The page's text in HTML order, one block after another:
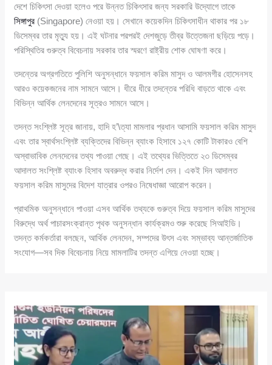
দেশে চিকিৎসা দেওয়া হলেও পরে উন্নত চিকিৎসার জন্য সরকারি উদ্যোগে তাকে
সিঙ্গাপুর (Singapore) নেওয়া হয়। সেখানে কয়েকদিন চিকিৎসাধীন থাকার পর ১৮
ডিসেম্বর তার মৃত্যু হয়। এই ঘটনার পরপরই দেশজুড়ে তীব্র উত্তেজনা ছড়িয়ে পড়ে।
পরিস্থিতির গুরুত্ব বিবেচনায় সরকার তার স্মরণে রাষ্ট্রীয় শোক ঘোষণা করে।
তদন্তের অগ্রগতিতে পুলিশি অনুসন্ধানে ফয়সাল করিম মাসুদ ও আলমগীর হোসেনসহ
আরও কয়েকজনের নাম সামনে আসে। ধীরে ধীরে তদন্তের পরিধি বাড়তে থাকে এবং
বিভিন্ন আর্থিক লেনদেনের সূত্রও সামনে আসে।
তদন্ত সংশ্লিষ্ট সূত্র জানায়, হাদি হ’\ত্যা মামলার প্রধান আসামি ফয়সাল করিম মাসুদ
এবং তার স্বার্থসংশ্লিষ্ট ব্যক্তিদের বিভিন্ন ব্যাংক হিসাবে ১২৭ কোটি টাকারও বেশি
অস্বাভাবিক লেনদেনের তথ্য পাওয়া গেছে। এই তথ্যের ভিত্তিতে ২৩ ডিসেম্বর
আদালত সংশ্লিষ্ট ব্যাংক হিসাব অবরুদ্ধ করার নির্দেশ দেন। একই দিন আদালত
ফয়সাল করিম মাসুদের বিদেশ যাত্রার ওপরও নিষেধাজ্ঞা আরোপ করেন।
প্রাথমিক অনুসন্ধানে পাওয়া এসব আর্থিক তথ্যকে গুরুত্ব দিয়ে ফয়সাল করিম মাসুদের
বিরুদ্ধে অর্থ পাচারসংক্রান্ত পৃথক অনুসন্ধান কার্যক্রমও শুরু করেছে সিআইডি।
তদন্ত কর্মকর্তারা বলছেন, আর্থিক লেনদেন, সম্পদের উৎস এবং সম্ভাব্য আন্তর্জাতিক
সংযোগ—সব দিক বিবেচনায় নিয়ে মামলাটির তদন্ত এগিয়ে নেওয়া হচ্ছে।